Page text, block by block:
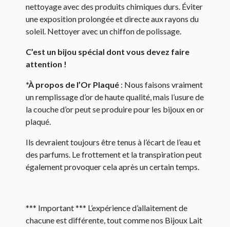
nettoyage avec des produits chimiques durs. Éviter
une exposition prolongée et directe aux rayons du
soleil. Nettoyer avec un chiffon de polissage.
C’est un bijou spécial dont vous devez faire
attention !
*À propos de l’Or Plaqué : Nous faisons vraiment
un remplissage d’or de haute qualité, mais l’usure de
la couche d’or peut se produire pour les bijoux en or
plaqué.
Ils devraient toujours être tenus à l’écart de l’eau et
des parfums. Le frottement et la transpiration peut
également provoquer cela après un certain temps.
*** Important *** L’expérience d’allaitement de
chacune est différente, tout comme nos Bijoux Lait